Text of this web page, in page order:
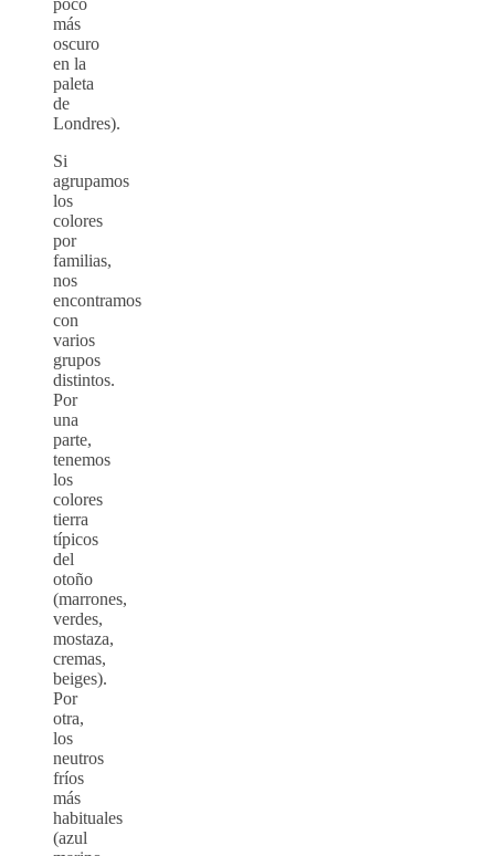
más
oscuro
en la
paleta
de
Londres).
Si
agrupamos
los
colores
por
familias,
nos
encontramos
con
varios
grupos
distintos.
Por
una
parte,
tenemos
los
colores
tierra
típicos
del
otoño
(marrones,
verdes,
mostaza,
cremas,
beiges).
Por
otra,
los
neutros
fríos
más
habituales
(azul